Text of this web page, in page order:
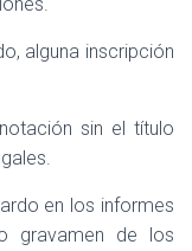
alguna inscripción
sin el título
en los informes
gravamen de los